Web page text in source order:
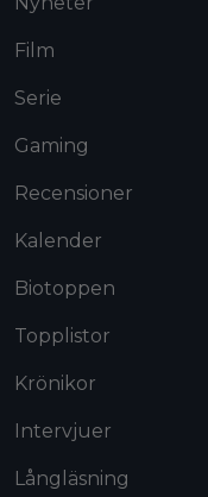
Film
Serie
Gaming
Recensioner
Kalender
Biotoppen
Topplistor
Krönikor
Intervjuer
Långläsning